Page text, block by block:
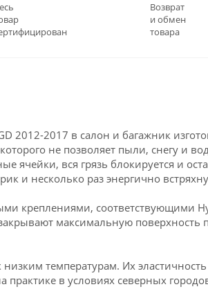
Возврат
и обмен
товара
2012-2017 в салон и багажник
не позволяет пыли, снегу и
ячейки, вся грязь блокируется и
и несколько раз энергично
креплениями, соответствующими
максимальную поверхность
температурам. Их
в условиях северных